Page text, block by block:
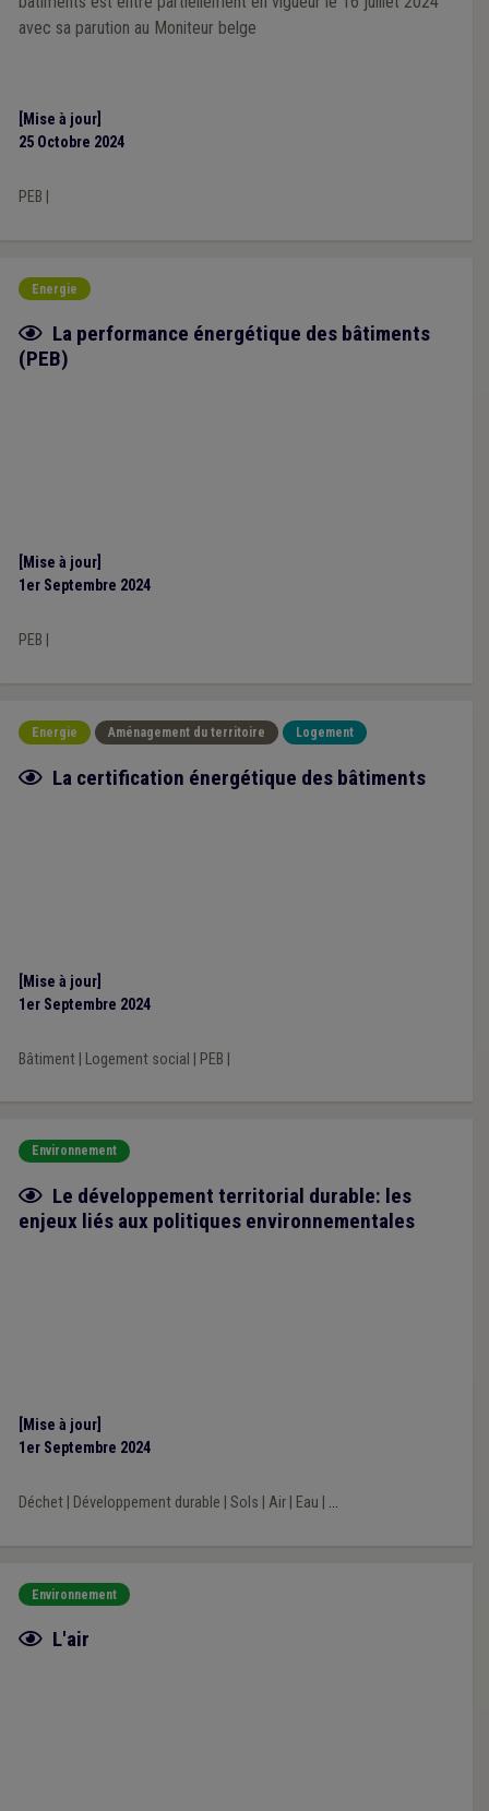
avec sa parution au Moniteur belge
[Mise à jour]
25 Octobre 2024
PEB
Energie
Fiche focus
La performance énergétique des bâtiments
(PEB)
[Mise à jour]
1er Septembre 2024
PEB
Energie Aménagement du territoire Logement
Fiche focus
La certification énergétique des bâtiments
[Mise à jour]
1er Septembre 2024
Bâtiment| Logement social PEB
Environnement
Fiche focus
Le développement territorial durable: les
enjeux liés aux politiques environnementales
[Mise à jour]
1er Septembre 2024
Déchet| Développement durable Sols Air| Eau ...
Environnement
Fiche focus
L'air